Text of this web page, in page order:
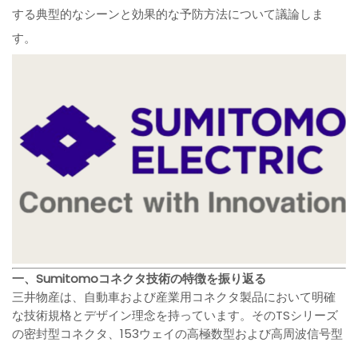
する典型的なシーンと効果的な予防方法について議論しま
す。
一、Sumitomoコネクタ技術の特徴を振り返る
三井物産は、自動車および産業用コネクタ製品において明確
な技術規格とデザイン理念を持っています。そのTSシリーズ
の密封型コネクタ、153ウェイの高極数型および高周波信号型